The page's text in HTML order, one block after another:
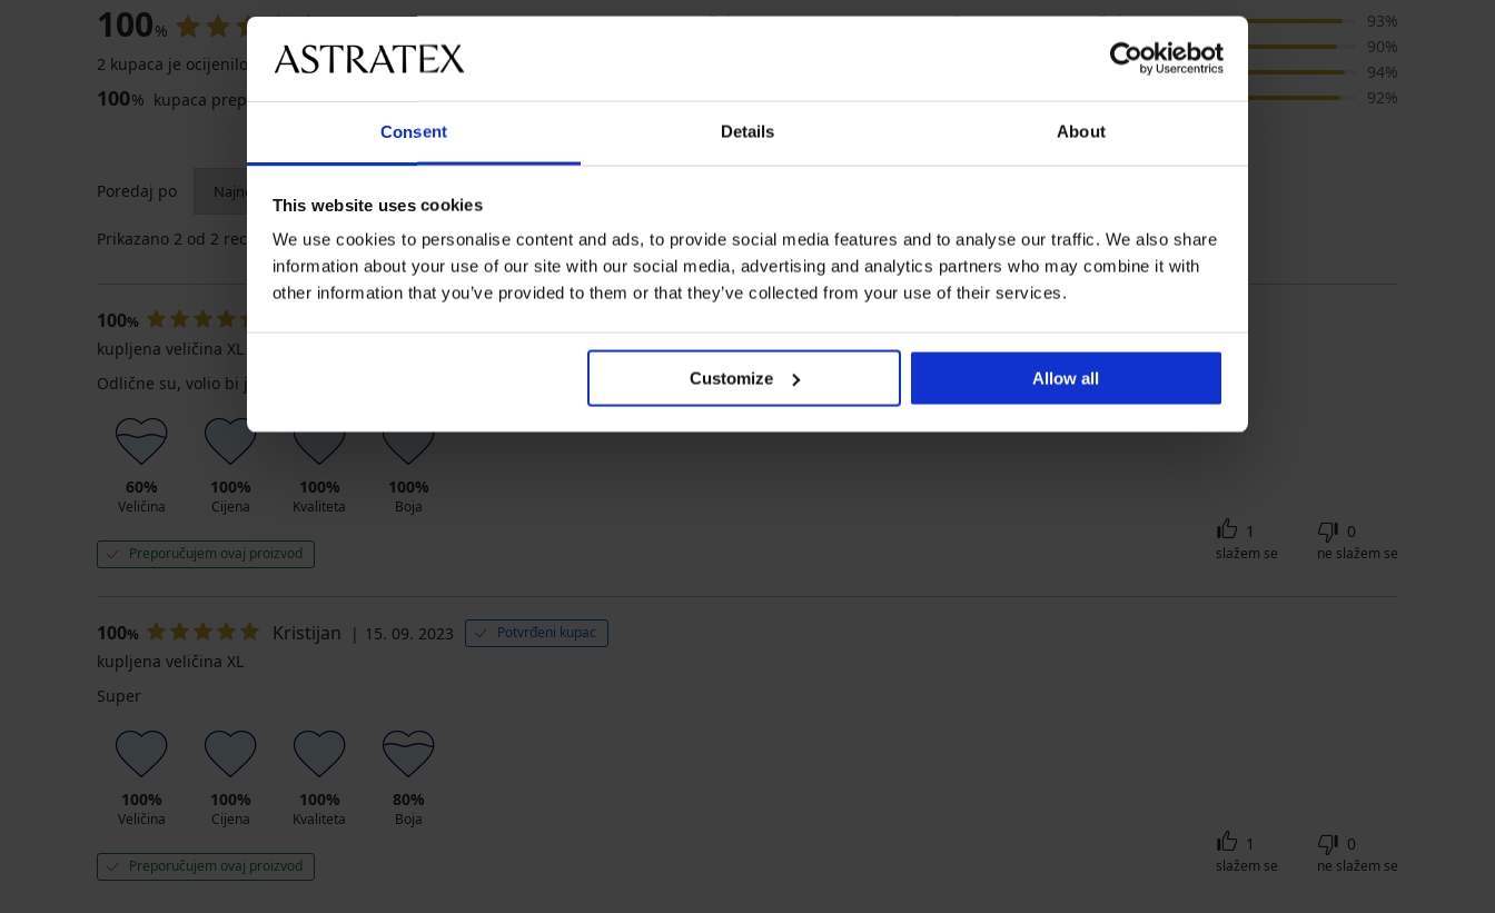
Consent Details About
This website uses cookies
We use cookies to personalise content and ads, to provide social media features and to analyse our traffic. We also share
information about your use of our site with our social media, advertising and analytics partners who may combine it with
other information that you’ve provided to them or that they’ve collected from your use of their services.
Customize Allow all
100%
2 kupaca je ocijenilo proizvod
100% kupaca preporučuje proizvod
5
2x
2
0x
Boja
93%
Cijena
90%
Kvaliteta
94%
Veličina
92%
Poredaj po
Prikazano 2 od 2 recenzija
100%
kupljena veličina XL
Odlične su, volio bi jedino da je veličina malo veća nego sto piše prema savjetniku
60%
Veličina
100%
Cijena
100%
Kvaliteta
100%
Boja
Preporučujem ovaj proizvod
1
slažem se
0
ne slažem se
100% Kristijan 15. 09. 2023 Potvrđeni kupac
kupljena veličina XL
Super
100%
Veličina
100%
Cijena
100%
Kvaliteta
80%
Boja
Preporučujem ovaj proizvod
1
slažem se
0
ne slažem se